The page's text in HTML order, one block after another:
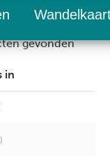
gevonden
in